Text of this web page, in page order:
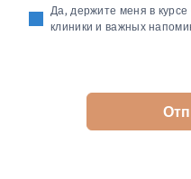
Да, держите меня в
клиники и важных